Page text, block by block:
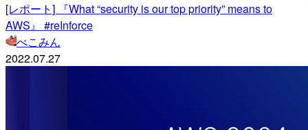
[レポート] 『What “security is our top priority” means to
AWS』 #reInforce
べこみん
2022.07.27